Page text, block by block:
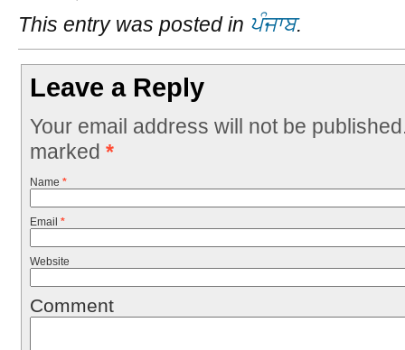
This entry was posted in ਪੰਜਾਬ.
Leave a Reply
Your email address will not be
marked *
Name *
Email *
Website
Comment